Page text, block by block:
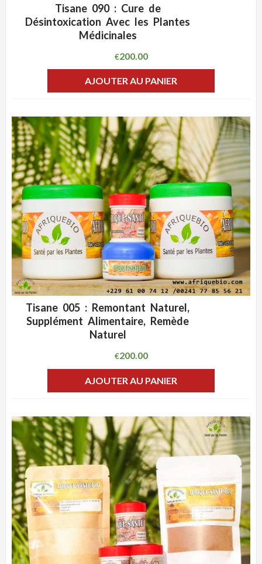
ADD WISHLIST
Tisane 090 : Cure de
Désintoxication Avec les Plantes
Médicinales
€200.00
AJOUTER AU PANIER
CLIQUEZ POUR VOIR
ADD WISHLIST
Tisane 005 : Remontant Naturel,
Supplément Alimentaire, Remède
Naturel
€200.00
AJOUTER AU PANIER